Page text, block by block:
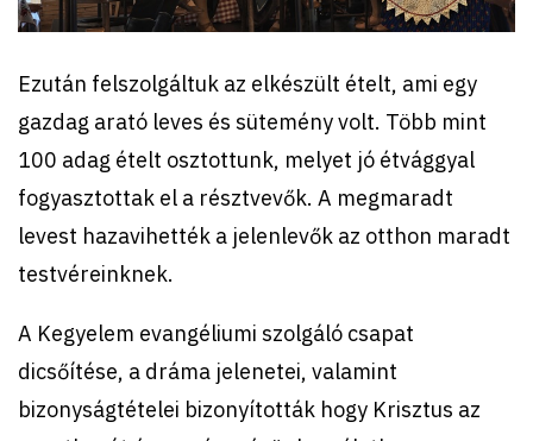
Ezután felszolgáltuk az elkészült ételt, ami egy
gazdag arató leves és sütemény volt. Több mint
100 adag ételt osztottunk, melyet jó étvággyal
fogyasztottak el a résztvevők. A megmaradt
levest hazavihették a jelenlevők az otthon maradt
testvéreinknek.
A Kegyelem evangéliumi szolgáló csapat
dicsőítése, a dráma jelenetei, valamint
bizonyságtételei bizonyították hogy Krisztus az